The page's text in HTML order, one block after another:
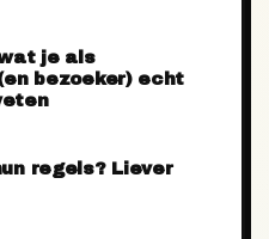
je als
bezoeker) echt
regels? Liever